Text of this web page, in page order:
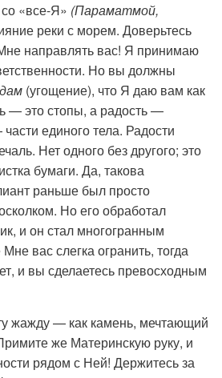
«все-Я» (Параматмой,
реки с морем. Доверьтесь
направлять вас! Я принимаю
Но вы должны
(угощение), что Я даю вам как
— это стопы, а радость —
единого тела. Радости
Нет одного без другого; это
бумаги. Да, такова
раньше был просто
Но его обработал
и он стал многогранным
вас слегка огранить, тогда
и вы сделаетесь превосходным
жажду — как камень, мечтающий
же Материнскую руку, и
рядом с Ней! Держитесь за